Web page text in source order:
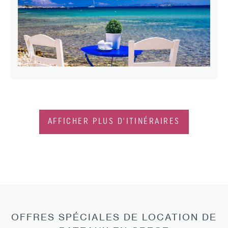
AFFICHER PLUS D'ITINÉRAIRES
OFFRES SPÉCIALES DE LOCATION DE